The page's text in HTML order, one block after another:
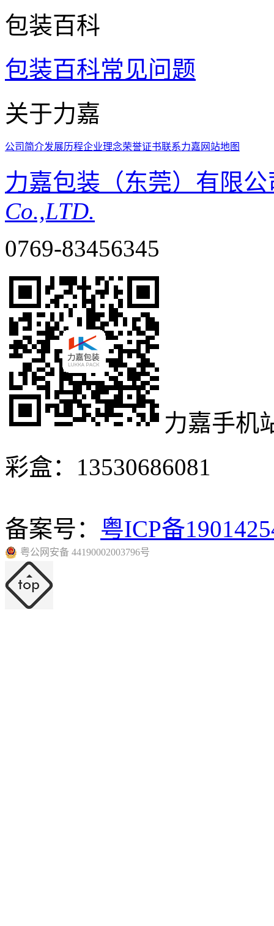
包装百科
包装百科常见问题
关于力嘉
公司简介发展历程企业理念荣誉证书联系力嘉 网站地图
力嘉包装（东莞）有限
Co.,LTD.
0769-83456345
力嘉手机
彩盒：13530686081
备案号： 粤ICP备
粤公网安备 44190002003796号